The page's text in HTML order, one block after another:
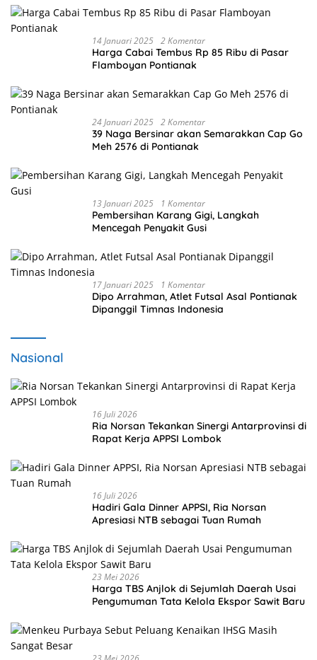
14 Januari 2025 2 Komentar
Harga Cabai Tembus Rp 85 Ribu di Pasar
Flamboyan Pontianak
24 Januari 2025 2 Komentar
39 Naga Bersinar akan Semarakkan Cap Go
Meh 2576 di Pontianak
13 Januari 2025 1 Komentar
Pembersihan Karang Gigi, Langkah
Mencegah Penyakit Gusi
17 Januari 2025 1 Komentar
Dipo Arrahman, Atlet Futsal Asal Pontianak
Dipanggil Timnas Indonesia
Nasional
16 Juli 2026
Ria Norsan Tekankan Sinergi Antarprovinsi di
Rapat Kerja APPSI Lombok
16 Juli 2026
Hadiri Gala Dinner APPSI, Ria Norsan
Apresiasi NTB sebagai Tuan Rumah
23 Mei 2026
Harga TBS Anjlok di Sejumlah Daerah Usai
Pengumuman Tata Kelola Ekspor Sawit Baru